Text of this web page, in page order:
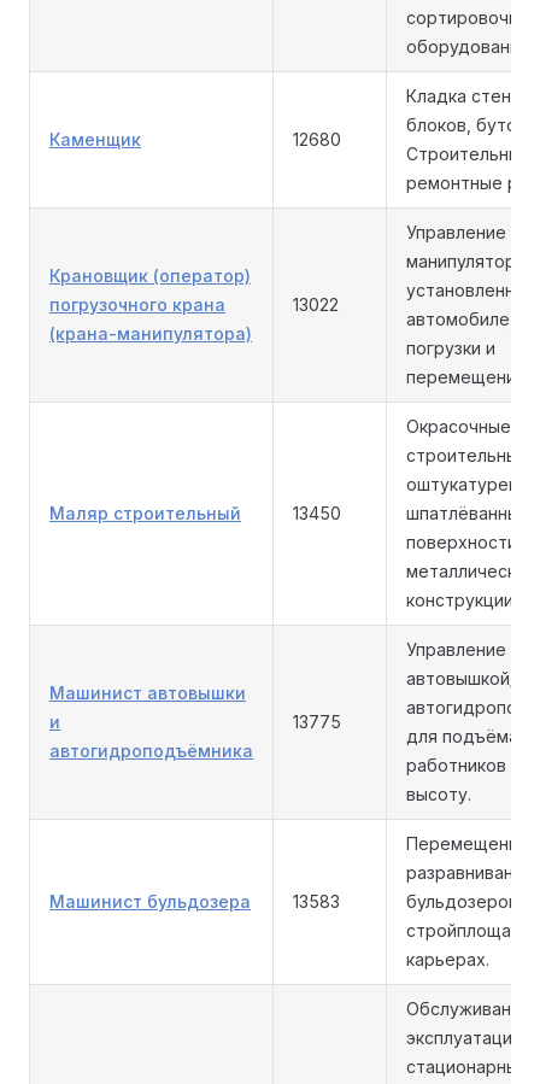
сортировочном
оборудовании.
Каменщик 12680
Кладка стен из
блоков,
Строительные
ремонтные
Крановщик (оператор)
погрузочного крана
(крана-манипулятора)
13022
Управление
автомобиле,
погрузки и
перемещения
Маляр строительный 13450
Окрасочные
строительных
шпатлёванные
поверхности,
металлические
конструкции.
Машинист автовышки
и
автогидроподъёмника
13775
Управление
автовышкой/
для подъёма
работников и
высоту.
Машинист бульдозера 13583
Перемещение
разравнивание
бульдозером
карьерах.
Обслуживание
эксплуатация
стационарных